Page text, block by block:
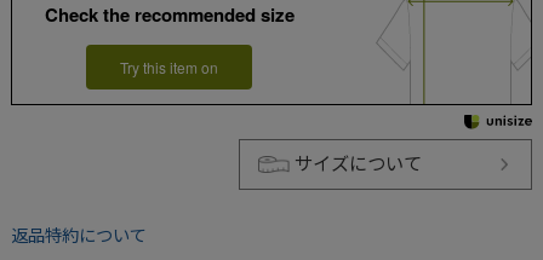
Check the recommended size
Try this item on
サイズについて
返品特約について